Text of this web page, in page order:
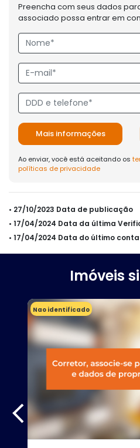
Preencha com seus dados
associado possa entrar em
Mais informações
Ao enviar, você está aceitando os
políticas de privacidade
• 27/10/2023 Data de publicação
• 17/04/2024 Data da última
• 17/04/2024 Data do último
Imóveis
Nao identificado